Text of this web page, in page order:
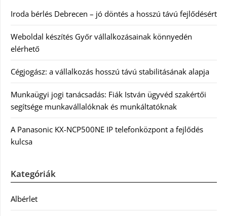
Iroda bérlés Debrecen – jó döntés a hosszú távú fejlődésért
Weboldal készítés Győr vállalkozásainak könnyedén
elérhető
Cégjogász: a vállalkozás hosszú távú stabilitásának alapja
Munkaügyi jogi tanácsadás: Fiák István ügyvéd szakértői
segítsége munkavállalóknak és munkáltatóknak
A Panasonic KX-NCP500NE IP telefonközpont a fejlődés
kulcsa
Kategóriák
Albérlet